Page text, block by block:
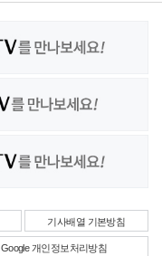
기사배열 기본방침
Google 개인정보처리방침